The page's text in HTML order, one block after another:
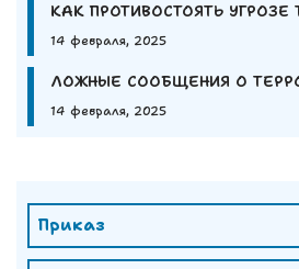
КАК ПРОТИВОСТОЯТЬ
14 февраля, 2025
ЛОЖНЫЕ СООБЩЕНИЯ О
14 февраля, 2025
Приказ